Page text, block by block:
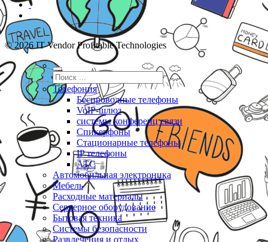
© 2026 IT Vendor Profitable Technologies
Телефония
Беспроводные телефоны
VoIP-шлюз
системы конференц связи
Спикерфоны
Стационарные телефоны
IP телефоны
АТС
Автомобильная электроника
Мебель
Расходные материалы
Серверное оборудование
Бытовая техника
Системы безопасности
Развлечения и отдых